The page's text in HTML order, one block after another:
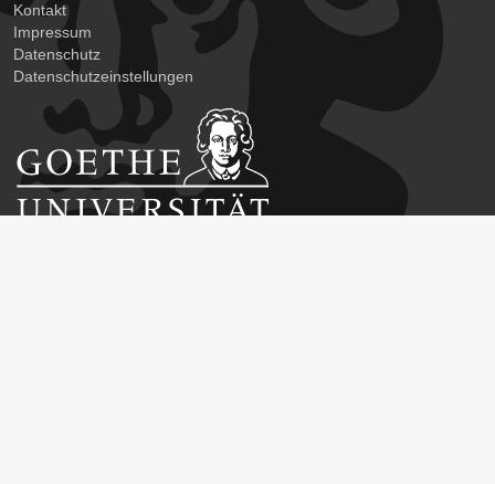
Kontakt
Impressum
Datenschutz
Datenschutzeinstellungen